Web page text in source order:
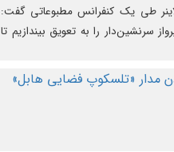
طی یک کنفرانس مطبوعاتی گفت:
سرنشین‌دار را به تعویق بیندازیم تا
مدار «تلسکوپ فضایی هابل»